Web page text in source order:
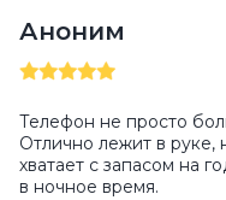
Аноним
Телефон не просто
Отлично лежит в руке,
хватает с запасом на
в ночное время.